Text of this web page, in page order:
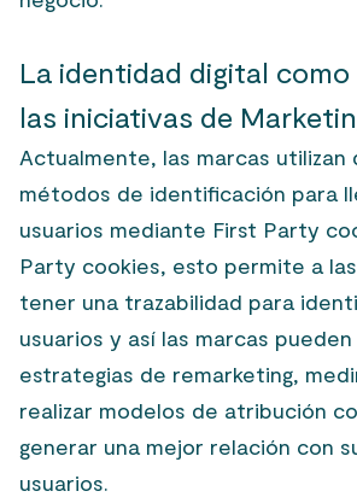
La identidad digital
las iniciativas de
Actualmente, las marcas
métodos de identificación para
usuarios mediante First Party
Party cookies, esto permite a
tener una trazabilidad para
usuarios y así las marcas
estrategias de remarketing,
realizar modelos de atribución
generar una mejor relación con
usuarios.